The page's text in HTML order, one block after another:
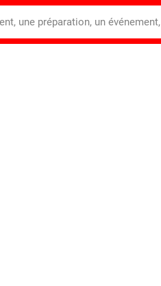
une préparation, un événement,